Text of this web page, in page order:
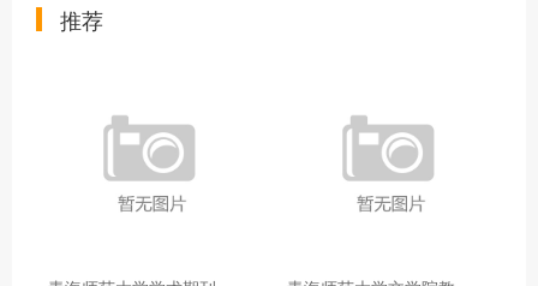
推荐